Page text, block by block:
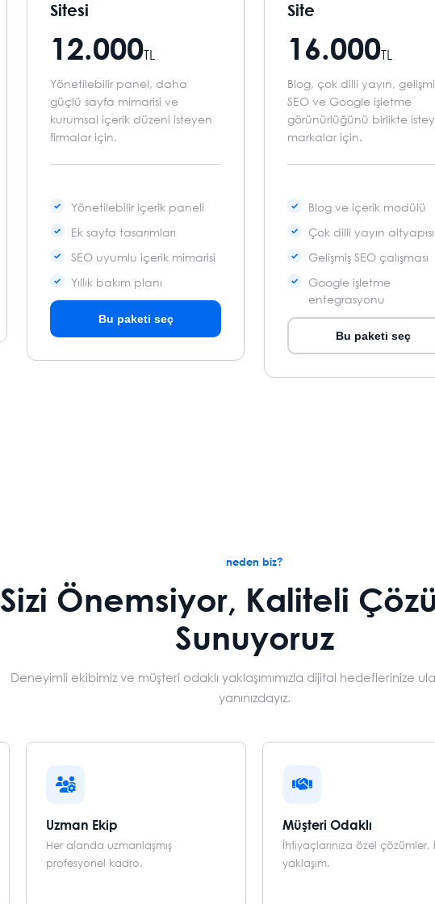
Sitesi
12.000TL
Yönetilebilir panel, daha
güçlü sayfa mimarisi ve
kurumsal içerik düzeni isteyen
firmalar için.
Yönetilebilir içerik paneli
Ek sayfa tasarımları
SEO uyumlu içerik mimarisi
Yıllık bakım planı
Bu paketi seç
Site
16.000TL
Blog, çok dilli yayın,
SEO ve Google işletme
görünürlüğünü birlikte
markalar için.
Blog ve içerik modülü
Çok dilli yayın altyapısı
Gelişmiş SEO çalışması
Google işletme
entegrasyonu
Bu paketi seç
neden biz?
Sizi Önemsiyor, Kaliteli
Sunuyoruz
Deneyimli ekibimiz ve müşteri odaklı yaklaşımımızla dijital hedeflerinize
yanınızdayız.
Uzman Ekip
Her alanda uzmanlaşmış
profesyonel kadro.
Müşteri Odaklı
İhtiyaçlarınıza özel çözümler,
yaklaşım.